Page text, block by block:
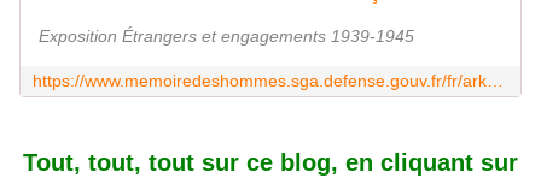
Exposition Étrangers et engagements 1939-1945
Tout, tout, tout sur ce blog, en cliquant sur